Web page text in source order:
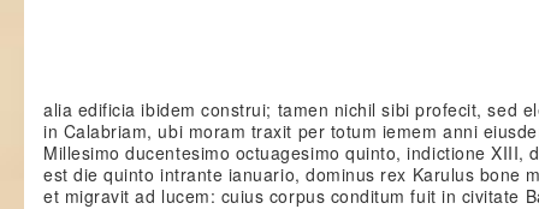
alia edificia ibidem construi; tamen nichil sibi profecit, sed
in Calabriam, ubi moram traxit per totum iemem anni
Millesimo ducentesimo octuagesimo quinto, indictione XIII,
est die quinto intrante ianuario, dominus rex Karulus bone
et migravit ad lucem: cuius corpus conditum fuit in civitate